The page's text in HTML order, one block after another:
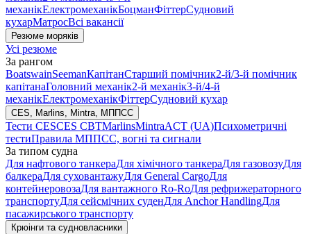
механікЕлектромеханікБоцманФіттерСудновий
кухарМатросВсі вакансії
Резюме моряків
Усі резюме
За рангом
BoatswainSeemanКапітанСтарший помічник2-й/3-й помічник
капітанаГоловний механік2-й механік3-й/4-й
механікЕлектромеханікФіттерСудновий кухар
CES, Marlins, Mintra, МППСС
Тести CESCES CBTMarlinsMintraACT (UA)Психометричні
тестиПравила МППСС, вогні та сигнали
За типом судна
Для нафтового танкераДля хімічного танкераДля газовозуДля
балкераДля суховантажуДля General CargoДля
контейнеровозаДля вантажного Ro-RoДля рефрижераторного
транспортуДля сейсмічних суденДля Anchor HandlingДля
пасажирського транспорту
Крюінги та судновласники